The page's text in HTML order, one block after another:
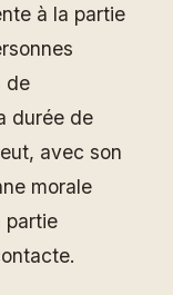
à la partie
de
durée de
avec son
morale
partie